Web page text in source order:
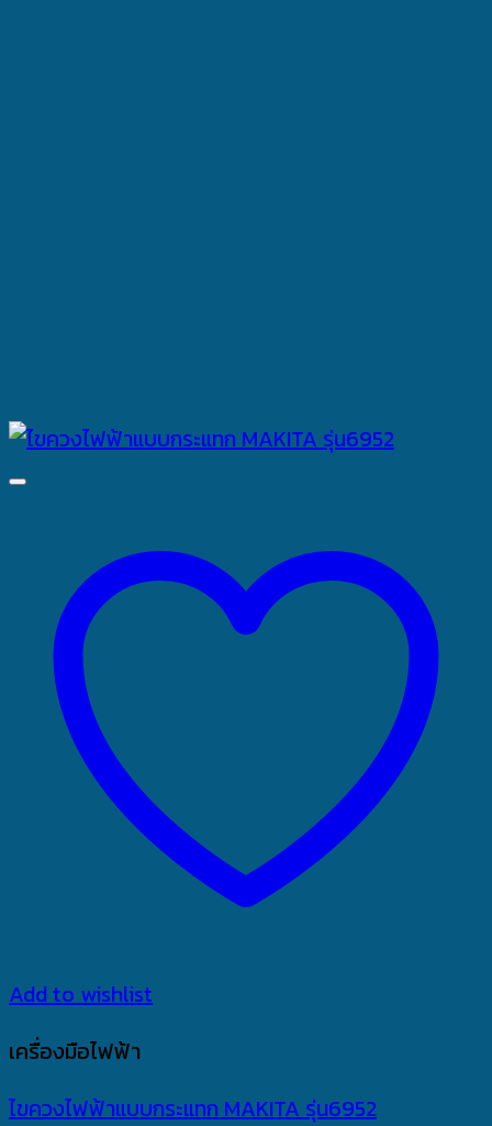
Add to wishlist
เครื่องมือไฟฟ้า
ไขควงไฟฟ้าแบบกระแทก MAKITA รุ่น6952